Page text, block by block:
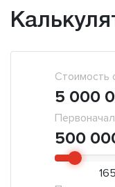
500
Стоимость
5 000